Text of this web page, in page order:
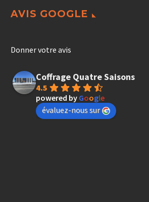
AVIS GOOGLE
Donner votre avis
Coffrage Quatre Saisons
4.5
powered by Google
évaluez-nous sur